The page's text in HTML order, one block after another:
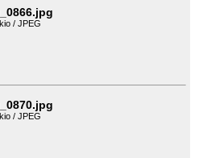
/ JPEG
/ JPEG